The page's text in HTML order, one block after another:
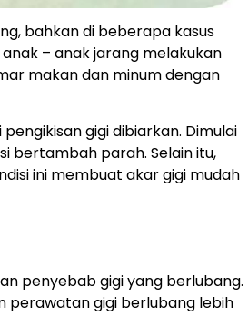
bahkan di beberapa kasus
– anak jarang melakukan
makan dan minum dengan
gigi dibiarkan. Dimulai
bertambah parah. Selain itu,
ini membuat akar gigi mudah
penyebab gigi yang berlubang.
perawatan gigi berlubang lebih